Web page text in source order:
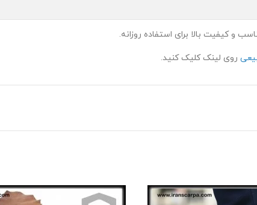
و کیفیت بالا برای استفاده روزانه.
روی لینک کلیک کنید.